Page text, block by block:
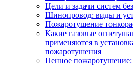
Цели и задачи систем
Шинопровод: виды и
Пожаротушение
Какие газовые
применяются в
пожаротушения
Пенное